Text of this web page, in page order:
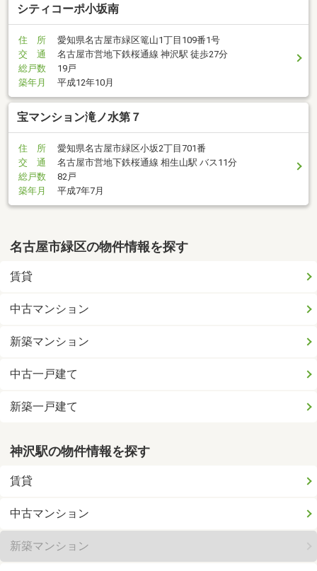
シティコーポ小坂南
住 所
愛知県名古屋市緑区篭山1丁目109番1号
交 通
名古屋市営地下鉄桜通線 神沢駅 徒歩27分
総戸数
19戸
築年月
平成12年10月
宝マンション滝ノ水第７
住 所
愛知県名古屋市緑区小坂2丁目701番
交 通
名古屋市営地下鉄桜通線 相生山駅 バス11分
総戸数
82戸
築年月
平成7年7月
名古屋市緑区の物件情報を探す
賃貸
中古マンション
新築マンション
中古一戸建て
新築一戸建て
神沢駅の物件情報を探す
賃貸
中古マンション
新築マンション